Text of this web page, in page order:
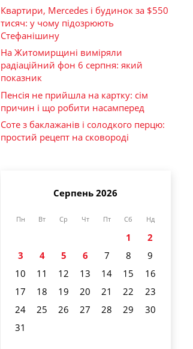
Квартири, Mercedes і будинок за $550
тисяч: у чому підозрюють
Стефанішину
На Житомирщині виміряли
радіаційний фон 6 серпня: який
показник
Пенсія не прийшла на картку: сім
причин і що робити насамперед
Соте з баклажанів і солодкого перцю:
простий рецепт на сковороді
Серпень 2026
Пн Вт Ср Чт Пт Сб Нд
1
2
3
4 5 6 7 8
9
10
11 12 13 14 15
16
17
18 19 20 21 22
23
24
25 26 27 28 29
30
31